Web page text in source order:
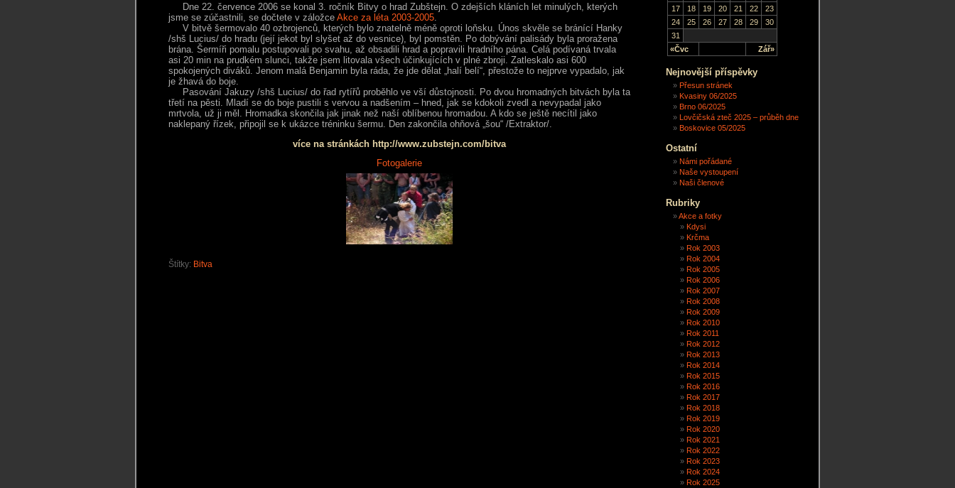
Dne 22. července 2006 se konal 3. ročník Bitvy o hrad Zubštejn. O zdejších kláních let minulých, kterých
jsme se zúčastnili, se dočtete v záložce Akce za léta 2003-2005
V bitvě šermovalo 40 ozbrojenců, kterých bylo znatelně méně oproti loňsku. Únos skvěle se bránící Hanky
/shš Lucius/ do hradu (její jekot byl slyšet až do vesnice), byl pomstěn. Po dobývání palisády byla proražena
brána. Šermíři pomalu postupovali po svahu, až obsadili hrad a popravili hradního pána. Celá podívaná trvala
asi 20 min na prudkém slunci, takže jsem litovala všech účinkujících v plné zbroji. Zatleskalo asi 600
spokojených diváků. Jenom malá Benjamin byla ráda, že jde dělat „halí belí“, přestože to nejprve vypadalo, jak
je žhavá do boje.
Pasování Jakuzy /shš Lucius/ do řad rytířů proběhlo ve vší důstojnosti. Po dvou hromadných bitvách byla ta
třetí na pěsti. Mladí se do boje pustili s vervou a nadšením – hned, jak se kdokoli zvedl a nevypadal jako
mrtvola, už ji měl. Hromadka skončila jak jinak než naší oblíbenou hromadou. A kdo se ještě necítil jako
naklepaný řízek, připojil se k ukázce tréninku šermu. Den zakončila ohňová „šou“ /Extraktor/.
více na stránkách http://www.zubstejn.com/bitva
Fotogalerie
Štítky: Bitva
«Čvc Zář»
17
18 19 20 21 22
23
24
25 26 27 28 29
30
31
Nejnovější příspěvky
Přesun stránek
Kvasiny 06/2025
Brno 06/2025
Lovčičská zteč 2025 – průběh dne
Boskovice 05/2025
Ostatní
Námi pořádané
Naše vystoupení
Naši členové
Rubriky
Akce a fotky
Kdysi
Krčma
Rok 2003
Rok 2004
Rok 2005
Rok 2006
Rok 2007
Rok 2008
Rok 2009
Rok 2010
Rok 2011
Rok 2012
Rok 2013
Rok 2014
Rok 2015
Rok 2016
Rok 2017
Rok 2018
Rok 2019
Rok 2020
Rok 2021
Rok 2022
Rok 2023
Rok 2024
Rok 2025